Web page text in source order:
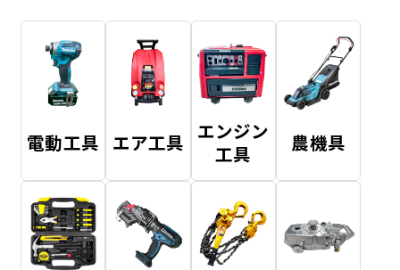
電動工具 エア工具 エンジン
工具
農機具